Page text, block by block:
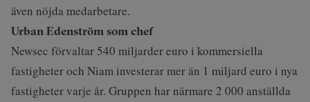
även nöjda medarbetare.
Urban Edenström som chef
Newsec förvaltar 540 miljarder euro i kommersiella
fastigheter och Niam investerar mer än 1 miljard euro i nya
fastigheter varje år. Gruppen har närmare 2 000 anställda